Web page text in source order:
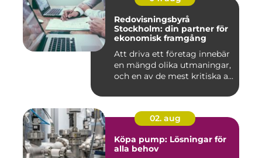
Redovisningsbyrå
Stockholm: din partner för
ekonomisk framgång
Att driva ett företag innebär
en mängd olika utmaningar,
och en av de mest kritiska a...
02. aug
Köpa pump: Lösningar för
alla behov